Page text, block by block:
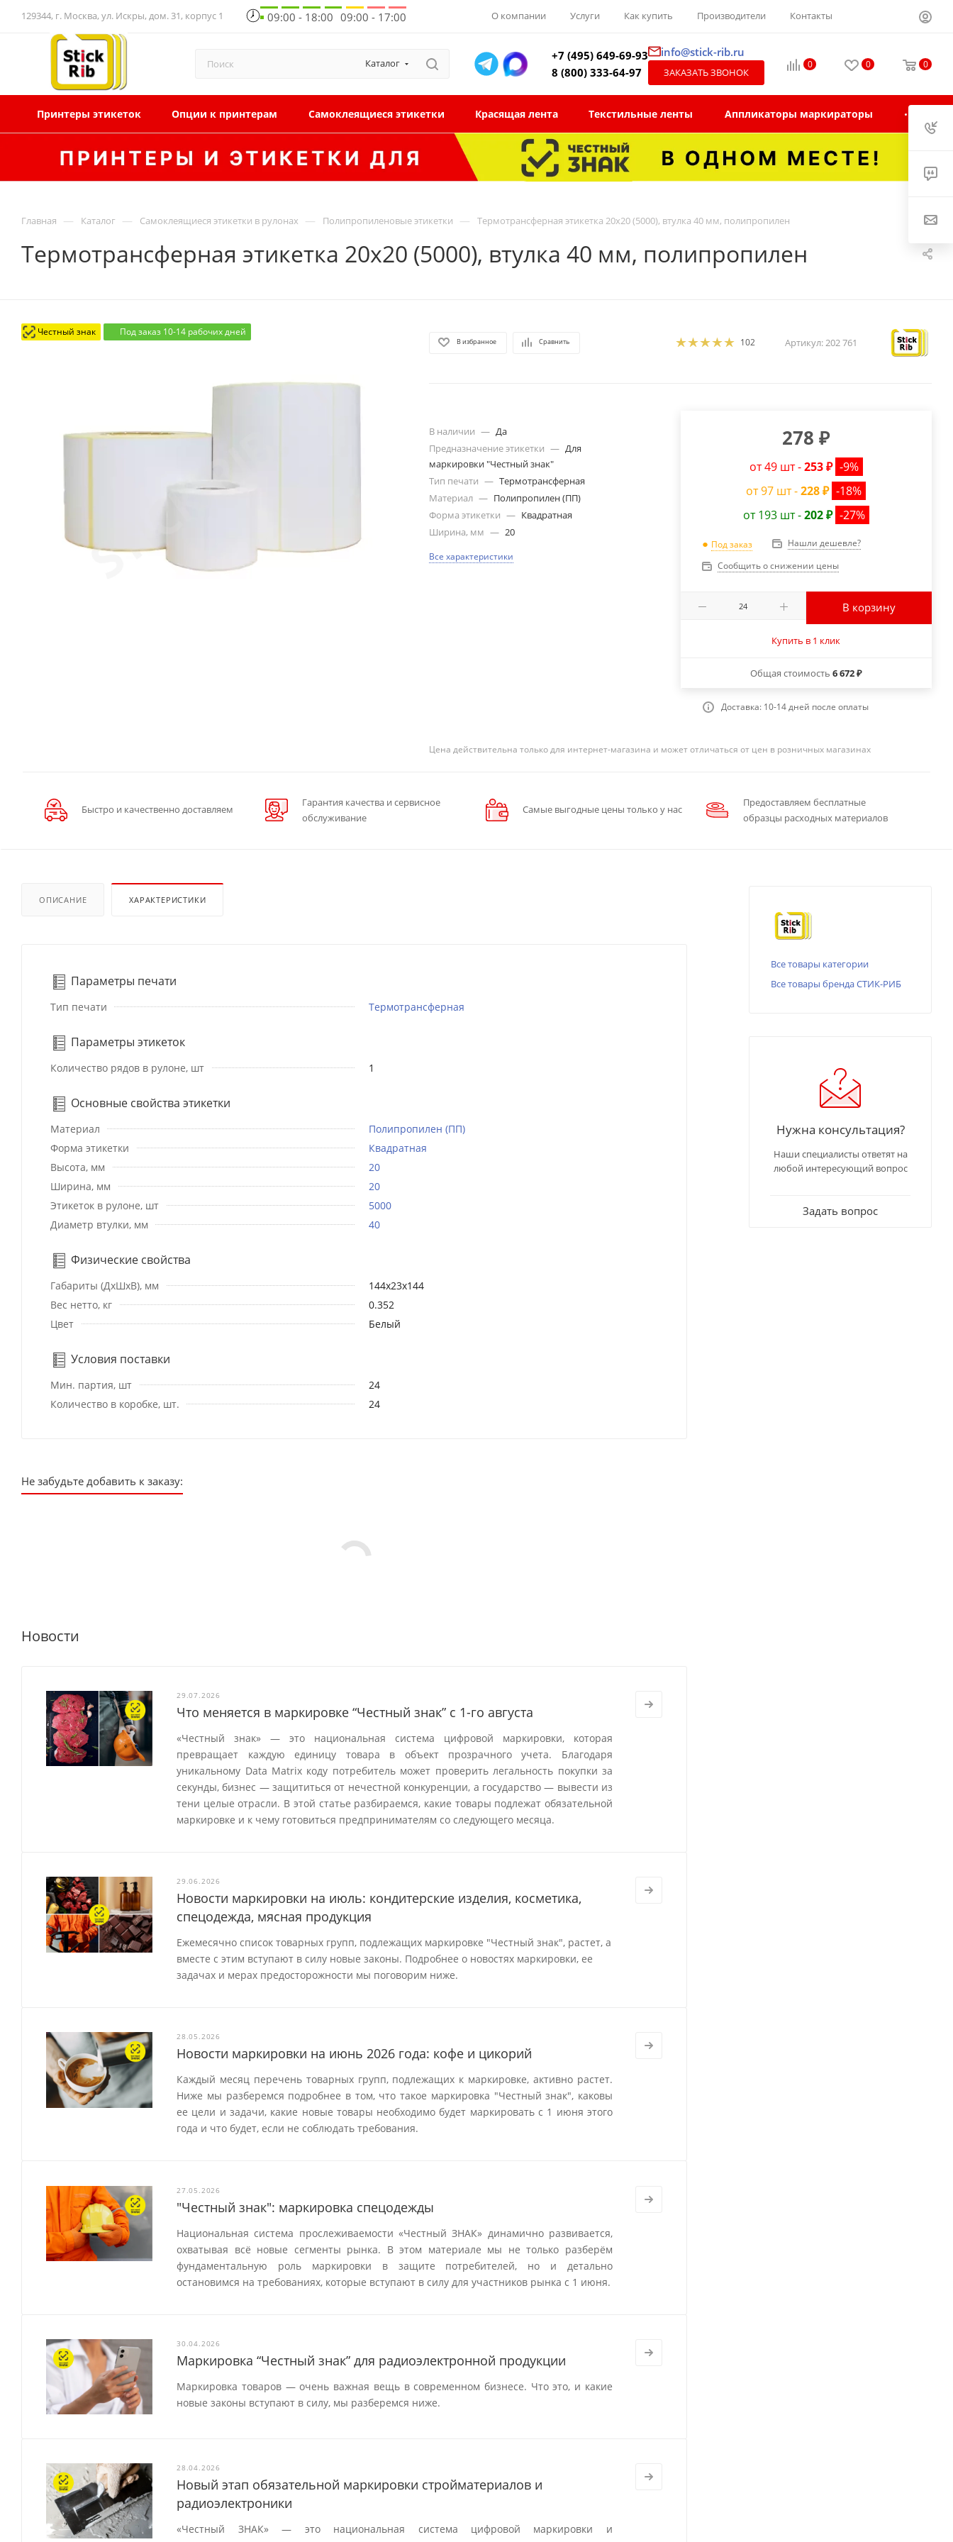
129344, г. Москва, ул. Искры, дом. 31, корпус 1 09:00 - 18:00 09:00 - 17:00 О компании Услуги Как купить Производители Контакты
Каталог
+7 (495) 649-69-93
8 (800) 333-64-97
info@stick-rib.ru
ЗАКАЗАТЬ ЗВОНОК
0 0 0
Принтеры этикеток Опции к принтерам Самоклеящиеся этикетки Красящая лента Текстильные ленты Аппликаторы маркираторы
Главная — Каталог — Самоклеящиеся этикетки в рулонах — Полипропиленовые этикетки — Термотрансферная этикетка 20x20 (5000), втулка 40 мм, полипропилен
Термотрансферная этикетка 20x20 (5000), втулка 40 мм, полипропилен
Честный знак Под заказ 10-14 рабочих дней
В избранное Сравнить 102 Артикул:202 761
В наличии — Да
Предназначение этикетки — Для
маркировки "Честный знак"
Тип печати — Термотрансферная
Материал — Полипропилен (ПП)
Форма этикетки — Квадратная
Ширина, мм — 20
Все характеристики
278 ₽
от 49 шт -253 ₽ -9%
от 97 шт -228 ₽ -18%
от 193 шт -202 ₽ -27%
Под заказ
Нашли дешевле?
Сообщить о снижении цены
В корзину
Купить в 1 клик
Общая стоимость 6 672 ₽
Доставка: 10-14 дней после оплаты
Цена действительна только для интернет-магазина и может отличаться от цен в розничных магазинах
Быстро и качественно доставляем
Гарантия качества и сервисное
обслуживание
Самые выгодные цены только у нас
Предоставляем бесплатные
образцы расходных материалов
ОПИСАНИЕ ХАРАКТЕРИСТИКИ
Параметры печати
Тип печати Термотрансферная
Параметры этикеток
Количество рядов в рулоне, шт 1
Основные свойства этикетки
Материал
Полипропилен (ПП)
Форма этикетки
Квадратная
Высота, мм
20
Ширина, мм
20
Этикеток в рулоне, шт
5000
Диаметр втулки, мм
40
Физические свойства
Габариты (ДхШхВ), мм
144x23x144
Вес нетто, кг
0.352
Цвет
Белый
Условия поставки
Мин. партия, шт
24
Количество в коробке, шт.
24
Не забудьте добавить к заказу:
Новости
29.07.2026
Что меняется в маркировке “Честный знак” с 1-го августа
«Честный знак» — это национальная система цифровой маркировки, которая
превращает каждую единицу товара в объект прозрачного учета. Благодаря
уникальному Data Matrix коду потребитель может проверить легальность покупки за
секунды, бизнес — защититься от нечестной конкуренции, а государство — вывести из
тени целые отрасли. В этой статье разбираемся, какие товары подлежат обязательной
маркировке и к чему готовиться предпринимателям со следующего месяца.
29.06.2026
Новости маркировки на июль: кондитерские изделия, косметика,
спецодежда, мясная продукция
Ежемесячно список товарных групп, подлежащих маркировке "Честный знак", растет, а
вместе с этим вступают в силу новые законы. Подробнее о новостях маркировки, ее
задачах и мерах предосторожности мы поговорим ниже.
28.05.2026
Новости маркировки на июнь 2026 года: кофе и цикорий
Каждый месяц перечень товарных групп, подлежащих к маркировке, активно растет.
Ниже мы разберемся подробнее в том, что такое маркировка "Честный знак", каковы
ее цели и задачи, какие новые товары необходимо будет маркировать с 1 июня этого
года и что будет, если не соблюдать требования.
27.05.2026
"Честный знак": маркировка спецодежды
Национальная система прослеживаемости «Честный ЗНАК» динамично развивается,
охватывая всё новые сегменты рынка. В этом материале мы не только разберём
фундаментальную роль маркировки в защите потребителей, но и детально
остановимся на требованиях, которые вступают в силу для участников рынка с 1 июня.
30.04.2026
Маркировка “Честный знак” для радиоэлектронной продукции
Маркировка товаров — очень важная вещь в современном бизнесе. Что это, и какие
новые законы вступают в силу, мы разберемся ниже.
28.04.2026
Новый этап обязательной маркировки стройматериалов и
радиоэлектроники
«Честный ЗНАК» — это национальная система цифровой маркировки и
Все товары категории
Все товары бренда СТИК-РИБ
Нужна консультация?
Наши специалисты ответят на
любой интересующий вопрос
Задать вопрос